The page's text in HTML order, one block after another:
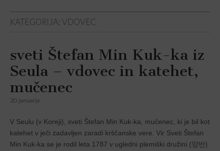
Svetniki,
mučenci in
blaženi
KATEGORIJA:VDOVEC
sveti Štefan Min Kuk-ka iz
Seula – vdovec in katehet,
mučenec
20. januarja
V Seulu (v Koreji), sveti Štefan Min Kuk-ka, mučenec, ki je bil kot
katehet v ječi zadavljen zaradi krščanske vere. Vir Sveti Štefan
Min Kuk‑ka se je rodil leta 1787 v ugledni plemiški družini (양반)